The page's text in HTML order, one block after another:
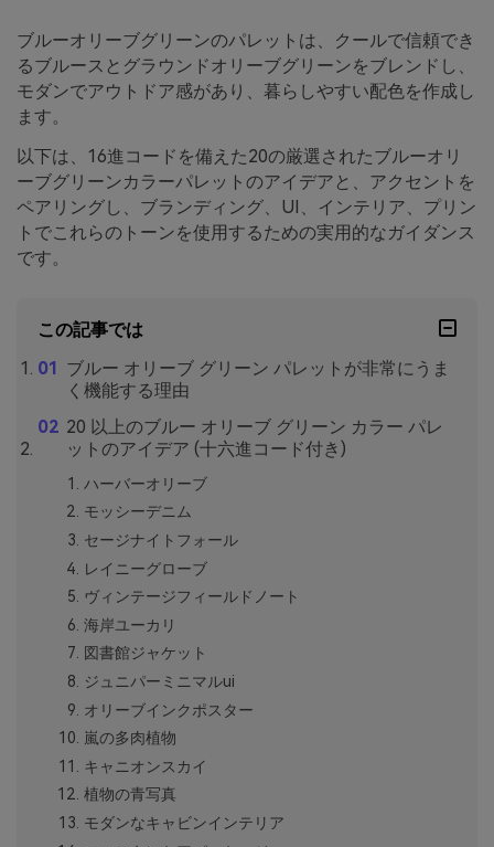
ブルーオリーブグリーンのパレットは、クールで信頼でき
るブルースとグラウンドオリーブグリーンをブレンドし、
モダンでアウトドア感があり、暮らしやすい配色を作成し
ます。
以下は、16進コードを備えた20の厳選されたブルーオリ
ーブグリーンカラーパレットのアイデアと、アクセントを
ペアリングし、ブランディング、UI、インテリア、プリン
トでこれらのトーンを使用するための実用的なガイダンス
です。
この記事では
ブルー オリーブ グリーン パレットが非常にうま
く機能する理由
20 以上のブルー オリーブ グリーン カラー パレ
ットのアイデア (十六進コード付き)
ハーバーオリーブ
モッシーデニム
セージナイトフォール
レイニーグローブ
ヴィンテージフィールドノート
海岸ユーカリ
図書館ジャケット
ジュニパーミニマルui
オリーブインクポスター
嵐の多肉植物
キャニオンスカイ
植物の青写真
モダンなキャビンインテリア